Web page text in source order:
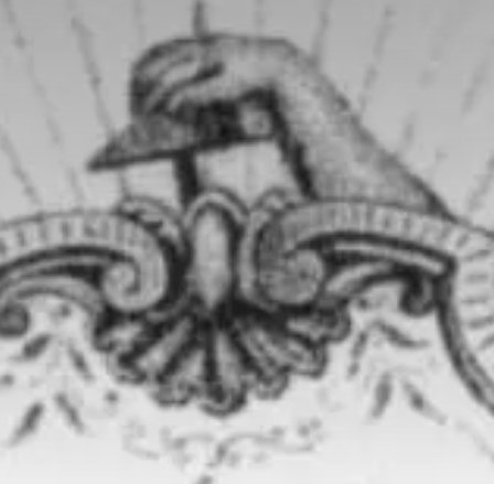
RGPD
Formation
De A à Z, ou presque
La différence
Nos distinctions
Réseau international
Nos partenaires
Qui sommes-nous?